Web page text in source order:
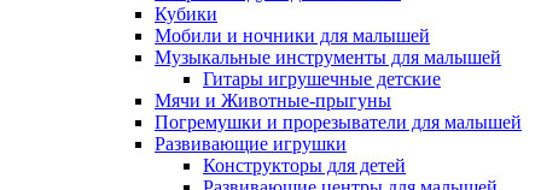
Кубики
Мобили и ночники для малышей
Музыкальные инструменты для малышей
Гитары игрушечные детские
Мячи и Животные-прыгуны
Погремушки и прорезыватели для малышей
Развивающие игрушки
Конструкторы для детей